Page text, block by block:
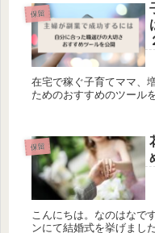
保留
在宅で稼ぐ子育てママ、
ためのおすすめのツール
保留
こんにちは。なのはなで
ンにて結婚式を挙げまし